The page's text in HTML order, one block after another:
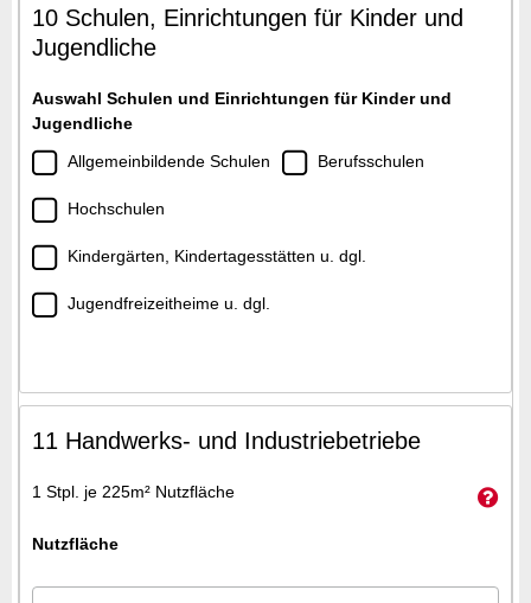
10 Schulen, Einrichtungen für Kinder und
Jugendliche
Auswahl Schulen und Einrichtungen für Kinder und
Jugendliche
Allgemeinbildende Schulen
Berufsschulen
Hochschulen
Kindergärten, Kindertagesstätten u. dgl.
Jugendfreizeitheime u. dgl.
11 Handwerks- und Industriebetriebe
1 Stpl. je 225m² Nutzfläche
Nutzfläche